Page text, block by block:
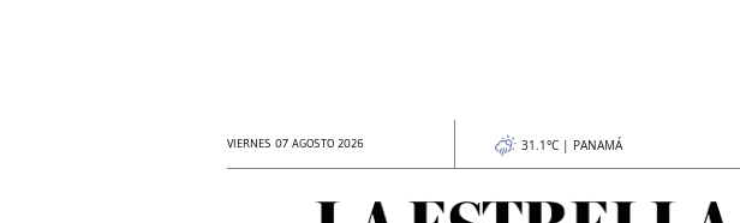
VIERNES 07 AGOSTO 2026 31.1°C | PANAMÁ